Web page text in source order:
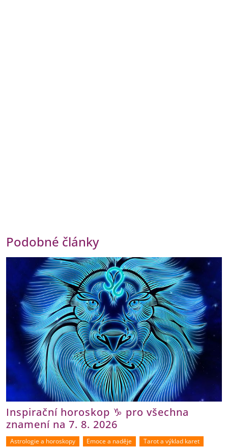
Podobné články
Inspirační horoskop ♑ pro všechna
znamení na 7. 8. 2026
Astrologie a horoskopy Emoce a naděje Tarot a výklad karet